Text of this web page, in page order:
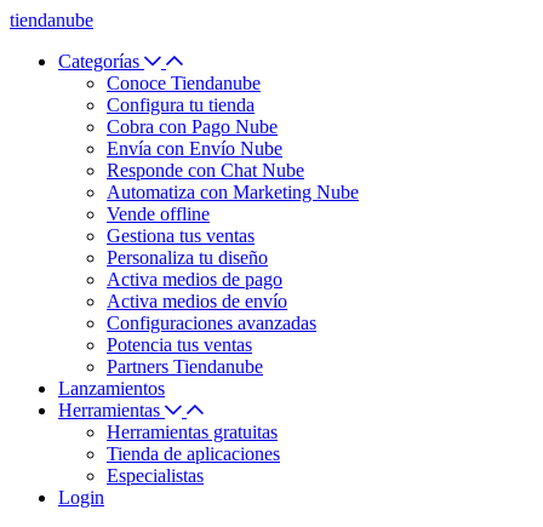
tiendanube
Categorías
Conoce Tiendanube
Configura tu tienda
Cobra con Pago Nube
Envía con Envío Nube
Responde con Chat Nube
Automatiza con Marketing Nube
Vende offline
Gestiona tus ventas
Personaliza tu diseño
Activa medios de pago
Activa medios de envío
Configuraciones avanzadas
Potencia tus ventas
Partners Tiendanube
Lanzamientos
Herramientas
Herramientas gratuitas
Tienda de aplicaciones
Especialistas
Login